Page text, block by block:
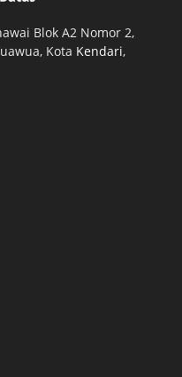
Blok A2 Nomor 2,
Kota Kendari,